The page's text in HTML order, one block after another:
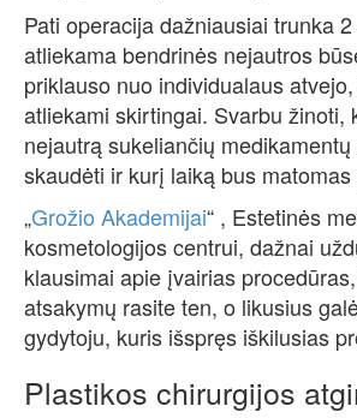
Pati operacija dažniausiai trunka
atliekama bendrinės nejautros
priklauso nuo individualaus
atliekami skirtingai. Svarbu žinoti,
nejautrą sukeliančių
skaudėti ir kurį laiką bus
„Grožio Akademijai“ , Estetinės
kosmetologijos centrui, dažnai
klausimai apie įvairias
atsakymų rasite ten, o likusius
gydytoju, kuris išspręs iškilusias
Plastikos chirurgijos